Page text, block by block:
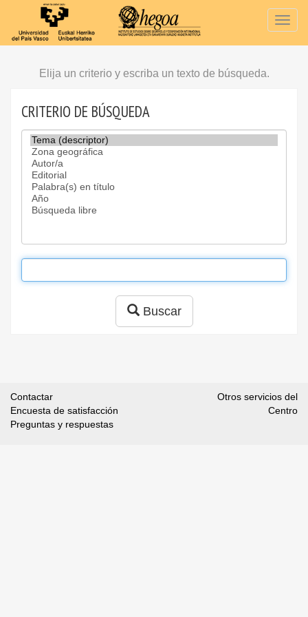
Elija un criterio y escriba un texto de búsqueda.
CRITERIO DE BÚSQUEDA
Buscar
Contactar
Encuesta de satisfacción
Preguntas y respuestas
Otros servicios del
Centro